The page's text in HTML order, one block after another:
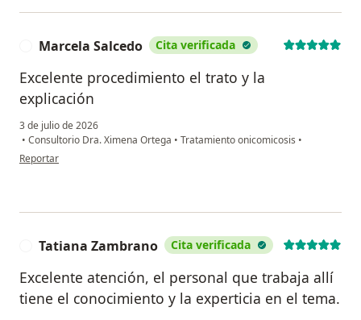
Marcela Salcedo Cita verificada
Excelente procedimiento el trato y la
explicación
3 de julio de 2026
• Consultorio Dra. Ximena Ortega • Tratamiento onicomicosis •
en opinión del usuario Marcela Salcedo
Reportar
Tatiana Zambrano Cita verificada
Excelente atención, el personal que trabaja allí
tiene el conocimiento y la experticia en el tema.